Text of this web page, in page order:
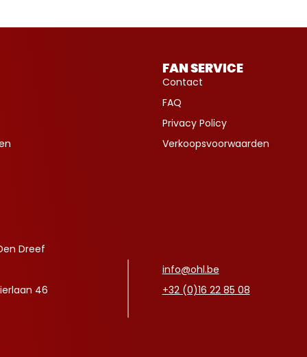
FAN SERVICE
Contact
FAQ
Privacy Policy
Verkoopsvoorwaarden
Dreef
46
info@ohl.be
+32 (0)16 22 85 08